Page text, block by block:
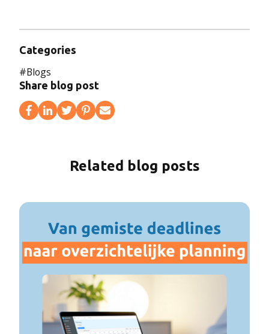
Categories
#Blogs
Share blog post
Related blog posts